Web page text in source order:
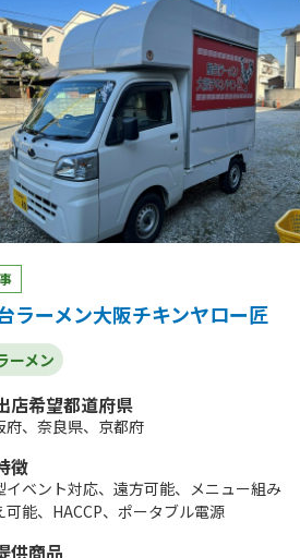
ラーメン大阪チキンヤロー匠
ーメン
店希望都道府県
府、 奈良県、 京都府
徴
イベント対応、 遠方可能、 メニュー組み
可能、 HACCP、 ポータブル電源
供商品